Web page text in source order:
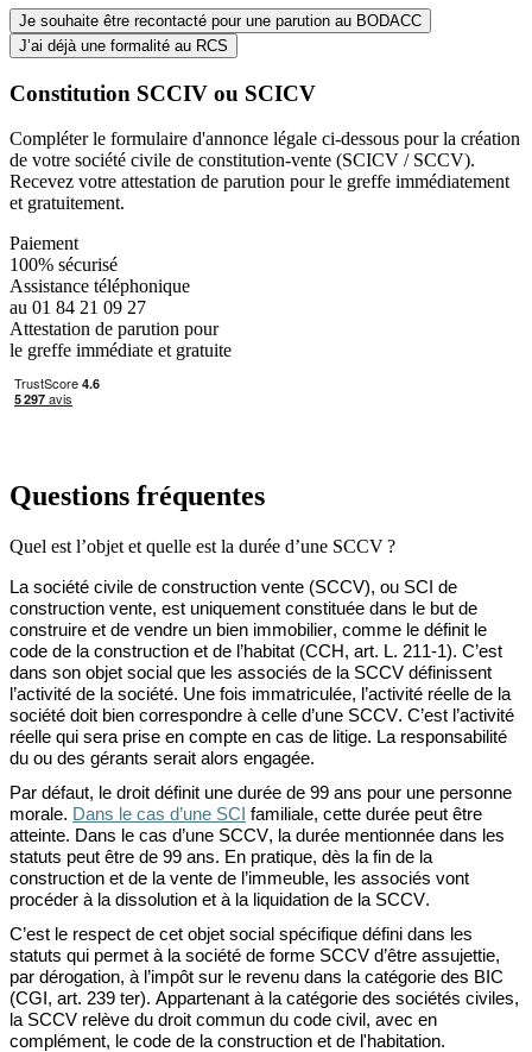
Je souhaite être recontacté pour une parution au BODACC
J’ai déjà une formalité au RCS
Constitution SCCIV ou SCICV
Compléter le formulaire d'annonce légale ci-dessous pour la création
de votre société civile de constitution-vente (SCICV / SCCV).
Recevez votre attestation de parution pour le greffe immédiatement
et gratuitement.
Paiement
100% sécurisé
Assistance téléphonique
au 01 84 21 09 27
Attestation de parution pour
le greffe immédiate et gratuite
Questions fréquentes
Quel est l’objet et quelle est la durée d’une SCCV ?
La société civile de construction vente (SCCV), ou SCI de
construction vente, est uniquement constituée dans le but de
construire et de vendre un bien immobilier, comme le définit le
code de la construction et de l’habitat (CCH, art. L. 211-1). C’est
dans son objet social que les associés de la SCCV définissent
l’activité de la société. Une fois immatriculée, l’activité réelle de la
société doit bien correspondre à celle d’une SCCV. C’est l’activité
réelle qui sera prise en compte en cas de litige. La responsabilité
du ou des gérants serait alors engagée.
Par défaut, le droit définit une durée de 99 ans pour une personne
morale. Dans le cas d’une SCI familiale, cette durée peut être
atteinte. Dans le cas d’une SCCV, la durée mentionnée dans les
statuts peut être de 99 ans. En pratique, dès la fin de la
construction et de la vente de l’immeuble, les associés vont
procéder à la dissolution et à la liquidation de la SCCV.
C’est le respect de cet objet social spécifique défini dans les
statuts qui permet à la société de forme SCCV d’être assujettie,
par dérogation, à l’impôt sur le revenu dans la catégorie des BIC
(CGI, art. 239 ter). Appartenant à la catégorie des sociétés civiles,
la SCCV relève du droit commun du code civil, avec en
complément, le code de la construction et de l'habitation.